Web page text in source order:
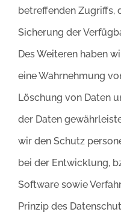
betreffenden Zugriffs,
Sicherung der
Des Weiteren haben
eine Wahrnehmung
Löschung von Daten
der Daten
wir den Schutz
bei der Entwicklung,
Software sowie
Prinzip des